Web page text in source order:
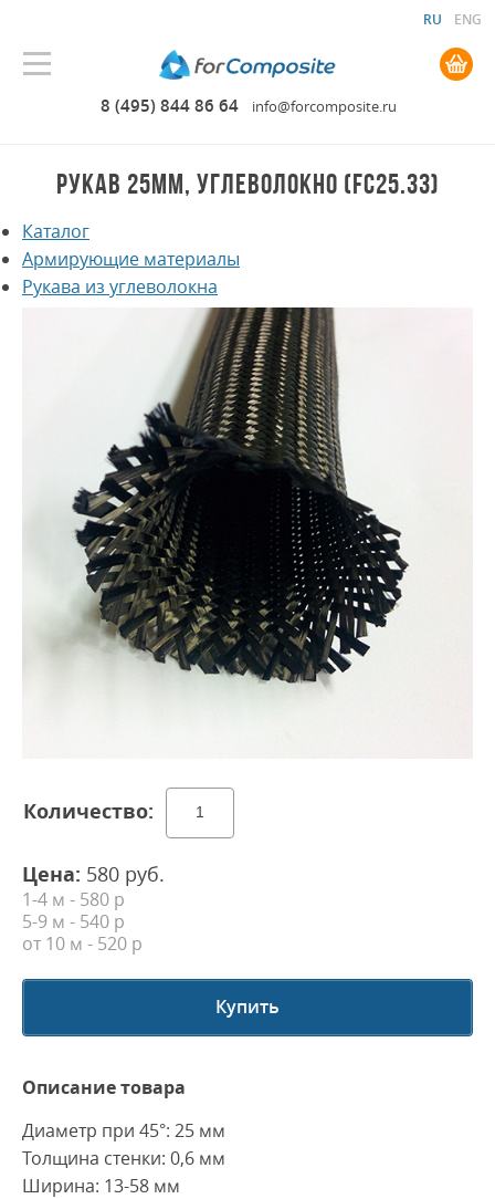
8 (495) 844 86 64 info@forcomposite.ru
RU ENG
0.00 руб. руб.
РУКАВ 25ММ, УГЛЕВОЛОКНО (FC25.33)
Каталог
Армирующие материалы
Рукава из углеволокна
Цена: 580 руб.
1-4 м - 580 р
5-9 м - 540 р
от 10 м - 520 р
Купить
Описание товара
Диаметр при 45°: 25 мм
Толщина стенки: 0,6 мм
Ширина: 13-58 мм